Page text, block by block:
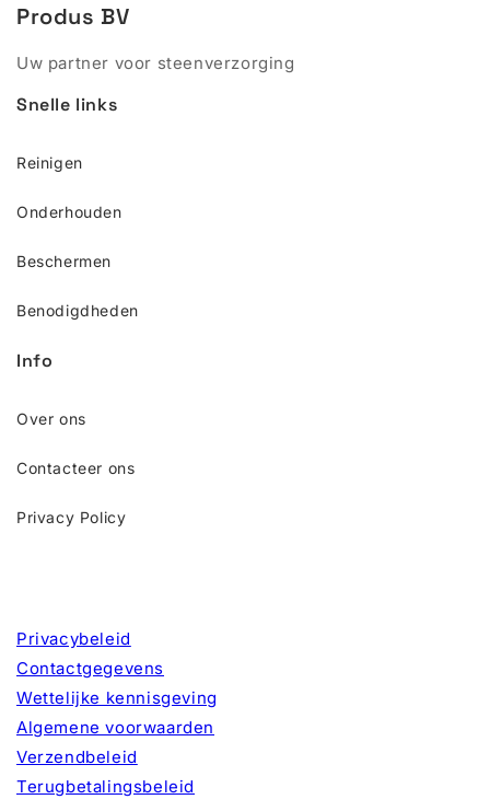
Produs BV
Uw partner voor steenverzorging
Snelle links
Reinigen
Onderhouden
Beschermen
Benodigdheden
Info
Over ons
Contacteer ons
Privacy Policy
Privacybeleid
Contactgegevens
Wettelijke kennisgeving
Algemene voorwaarden
Verzendbeleid
Terugbetalingsbeleid